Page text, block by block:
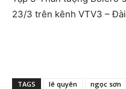
23/3 trên kênh VTV3 –
TAGS lê quyên ngọc sơn